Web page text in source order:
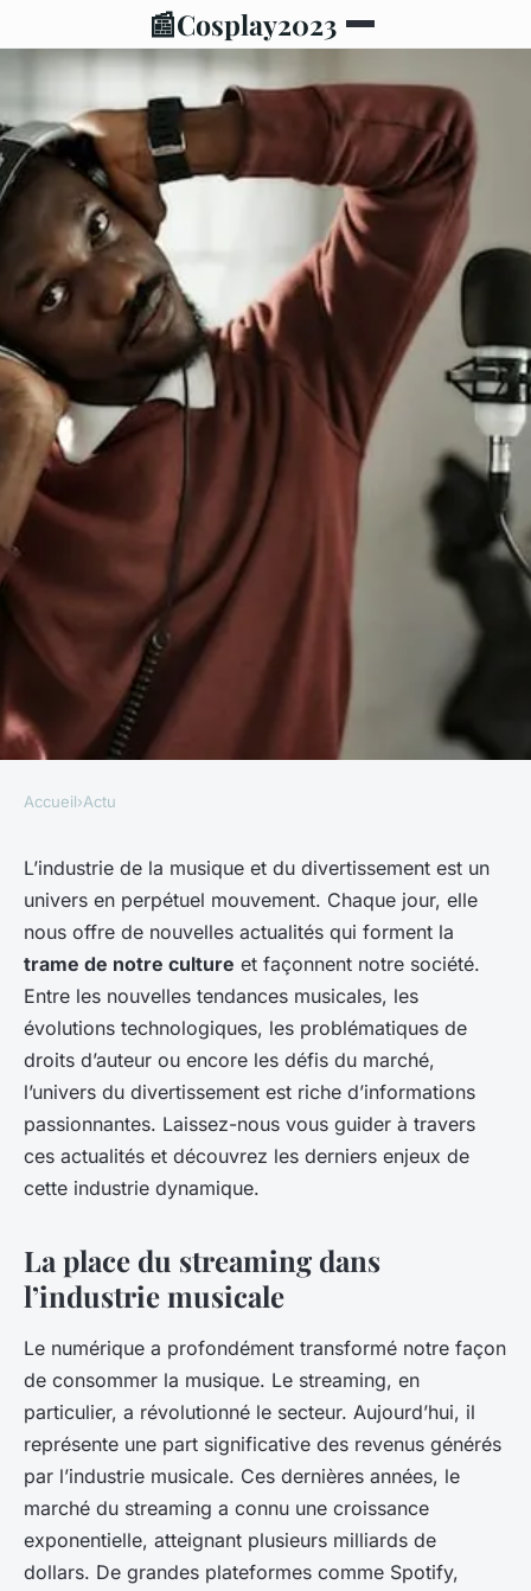
📰Cosplay2023
Les actualités liées à
l'industrie de la musique et du
divertissement
Léa•22 décembre 2023•6 min de lecture
Accueil›Actu
L’industrie de la musique et du divertissement est un
univers en perpétuel mouvement. Chaque jour, elle
nous offre de nouvelles actualités qui forment la
trame de notre culture et façonnent notre société.
Entre les nouvelles tendances musicales, les
évolutions technologiques, les problématiques de
droits d’auteur ou encore les défis du marché,
l’univers du divertissement est riche d’informations
passionnantes. Laissez-nous vous guider à travers
ces actualités et découvrez les derniers enjeux de
cette industrie dynamique.
La place du streaming dans
l’industrie musicale
Le numérique a profondément transformé notre façon
de consommer la musique. Le streaming, en
particulier, a révolutionné le secteur. Aujourd’hui, il
représente une part significative des revenus générés
par l’industrie musicale. Ces dernières années, le
marché du streaming a connu une croissance
exponentielle, atteignant plusieurs milliards de
dollars. De grandes plateformes comme Spotify,